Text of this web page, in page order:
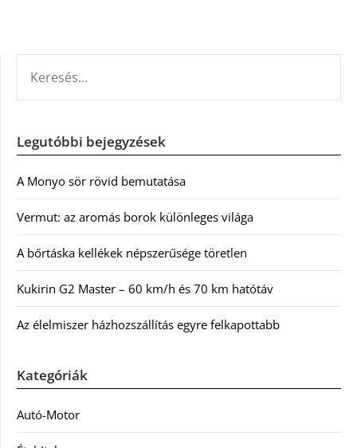
Legutóbbi bejegyzések
A Monyo sör rövid bemutatása
Vermut: az aromás borok különleges világa
A bőrtáska kellékek népszerűsége töretlen
Kukirin G2 Master – 60 km/h és 70 km hatótáv
Az élelmiszer házhozszállítás egyre felkapottabb
Kategóriák
Autó-Motor